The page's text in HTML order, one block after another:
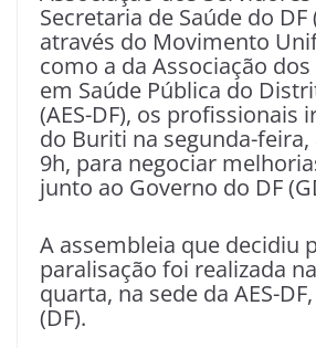
Secretaria de Saúde do DF
através do Movimento
como a da Associação
em Saúde Pública do
(AES-DF), os profissionais
do Buriti na segunda-
9h, para negociar
junto ao Governo do DF
A assembleia que decidiu
paralisação foi realizada
quarta, na sede da AES-
(DF).